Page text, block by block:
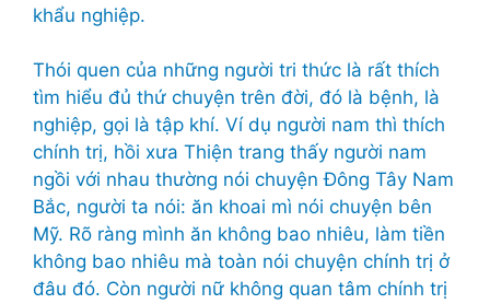
khẩu nghiệp.
Thói quen của những người tri thức là rất thích
tìm hiểu đủ thứ chuyện trên đời, đó là bệnh, là
nghiệp, gọi là tập khí. Ví dụ người nam thì thích
chính trị, hồi xưa Thiện trang thấy người nam
ngồi với nhau thường nói chuyện Đông Tây Nam
Bắc, người ta nói: ăn khoai mì nói chuyện bên
Mỹ. Rõ ràng mình ăn không bao nhiêu, làm tiền
không bao nhiêu mà toàn nói chuyện chính trị ở
đâu đó. Còn người nữ không quan tâm chính trị